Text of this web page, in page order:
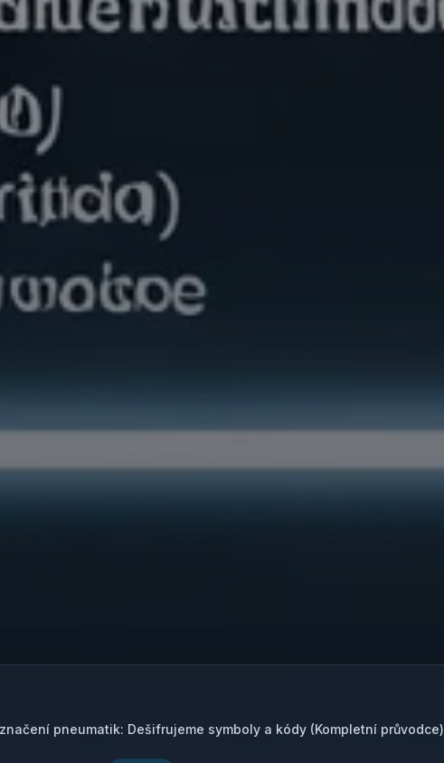
pneumatik: Dešifrujeme symboly a kódy (Kompletní průvodce)